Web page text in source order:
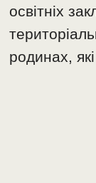
освітніх
родинах,